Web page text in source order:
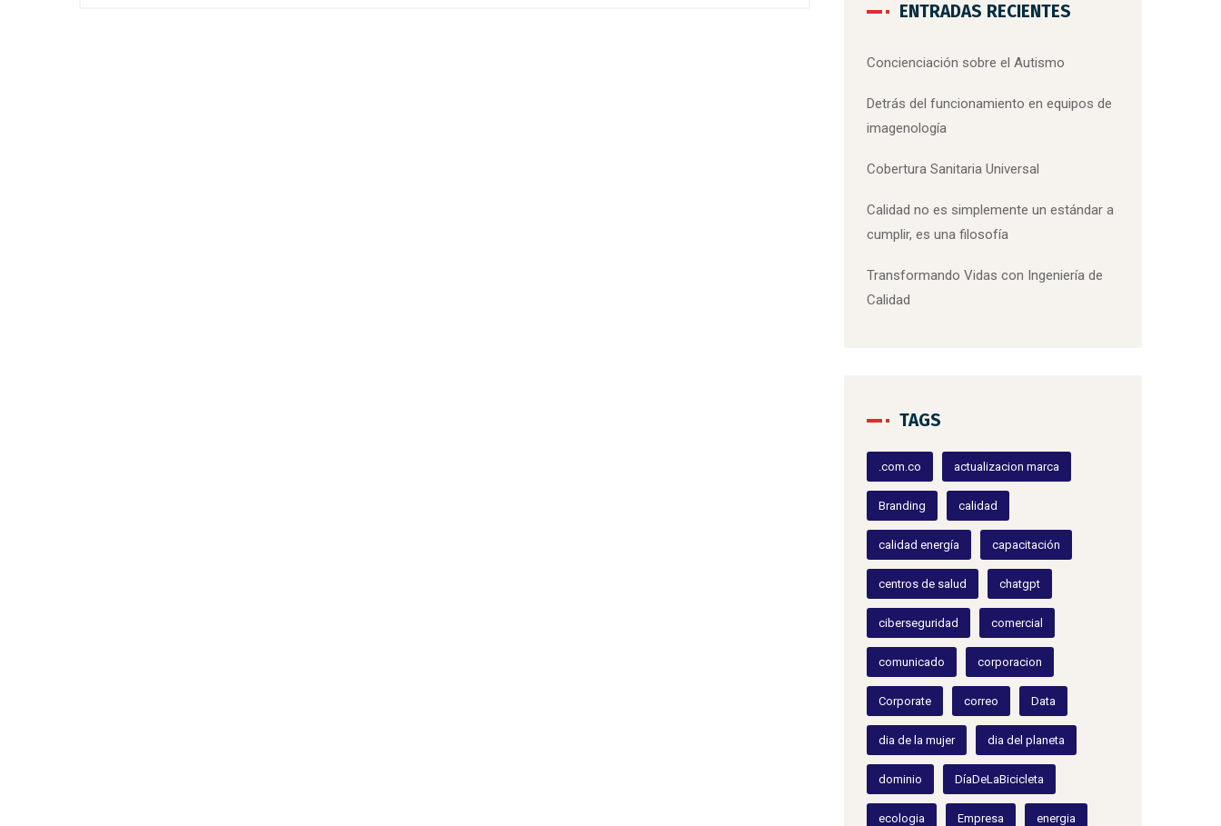
ENTRADAS RECIENTES
Concienciación sobre el Autismo
Detrás del funcionamiento en equipos de
imagenología
Cobertura Sanitaria Universal
Calidad no es simplemente un estándar a
cumplir, es una filosofía
Transformando Vidas con Ingeniería de
Calidad
TAGS
.com.co actualizacion marca
Branding calidad
calidad energía capacitación
centros de salud chatgpt
ciberseguridad comercial
comunicado corporacion
Corporate correo Data
dia de la mujer dia del planeta
dominio DíaDeLaBicicleta
ecologia Empresa energia